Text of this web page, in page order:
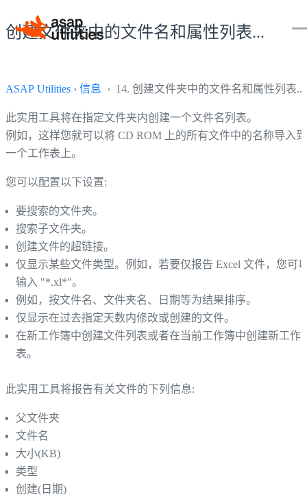
创建文件夹中的文件名和属性列表...
ASAP Utilities › 信息 › 14. 创建文件夹中的文件名和属性列表...
此实用工具将在指定文件夹内创建一个文件名列表。
例如，这样您就可以将 CD ROM 上的所有文件中的名称导入到
一个工作表上。
您可以配置以下设置:
要搜索的文件夹。
搜索子文件夹。
创建文件的超链接。
仅显示某些文件类型。例如，若要仅报告 Excel 文件，您可
输入 "*.xl*"。
例如，按文件名、文件夹名、日期等为结果排序。
仅显示在过去指定天数内修改或创建的文件。
在新工作簿中创建文件列表或者在当前工作簿中创建新工作
表。
此实用工具将报告有关文件的下列信息:
父文件夹
文件名
大小(KB)
类型
创建(日期)